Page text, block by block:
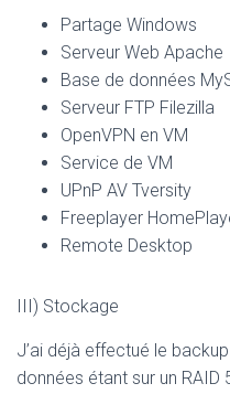
Partage Windows
Serveur Web Apache
Base de données
Serveur FTP Filezilla
OpenVPN en VM
Service de VM
UPnP AV Tversity
Freeplayer
Remote Desktop
III) Stockage
J’ai déjà effectué le
données étant sur un RAID